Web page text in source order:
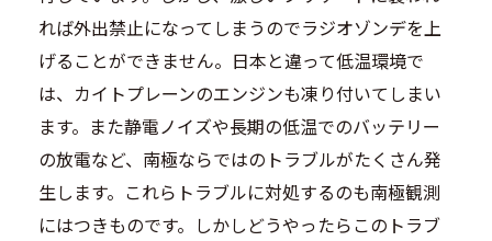
れば外出禁止になってしまうのでラジオゾンデを上
げることができません。日本と違って低温環境で
は、カイトプレーンのエンジンも凍り付いてしまい
ます。また静電ノイズや長期の低温でのバッテリー
の放電など、南極ならではのトラブルがたくさん発
生します。これらトラブルに対処するのも南極観測
にはつきものです。しかしどうやったらこのトラブ